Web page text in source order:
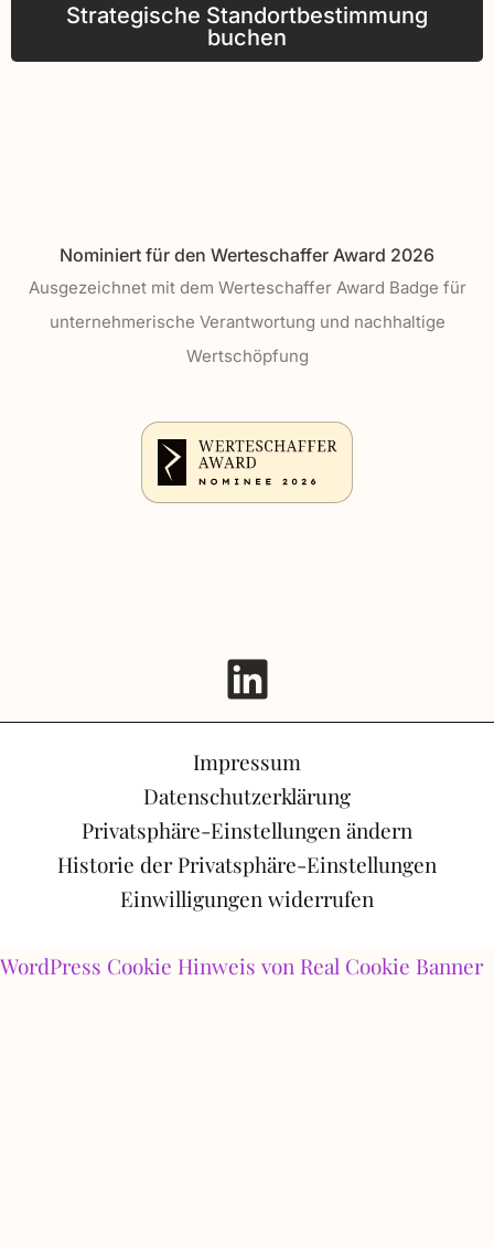
Strategische Standortbestimmung
buchen
Nominiert für den Werteschaffer Award 2026
Ausgezeichnet mit dem Werteschaffer Award Badge für
unternehmerische Verantwortung und nachhaltige
Wertschöpfung
Impressum
Datenschutzerklärung
Privatsphäre-Einstellungen ändern
Historie der Privatsphäre-Einstellungen
Einwilligungen widerrufen
WordPress Cookie Hinweis von Real Cookie Banner